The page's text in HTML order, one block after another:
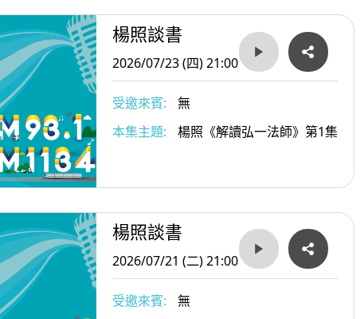
楊照談書
2026/07/23 (四) 21:00
受邀來賓:
無
本集主題:
楊照《解讀弘一法師》第1集
楊照談書
2026/07/21 (二) 21:00
受邀來賓:
無